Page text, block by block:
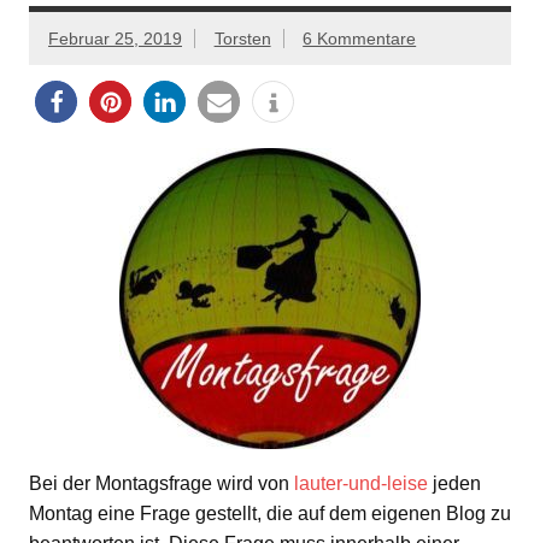
Februar 25, 2019 Torsten 6 Kommentare
Bei der Montagsfrage wird von lauter-und-leise jeden
Montag eine Frage gestellt, die auf dem eigenen Blog zu